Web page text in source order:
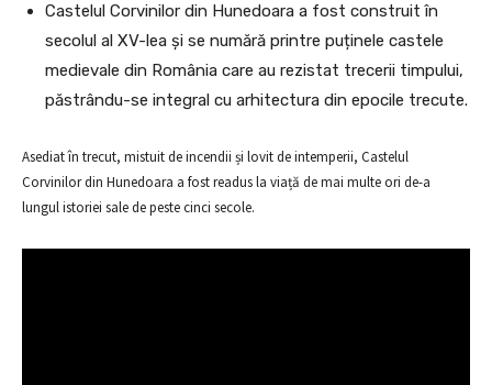
Castelul Corvinilor din Hunedoara a fost construit în
secolul al XV-lea și se numără printre puținele castele
medievale din România care au rezistat trecerii timpului,
păstrându-se integral cu arhitectura din epocile trecute.
Asediat în trecut, mistuit de incendii și lovit de intemperii, Castelul
Corvinilor din Hunedoara a fost readus la viață de mai multe ori de-a
lungul istoriei sale de peste cinci secole.